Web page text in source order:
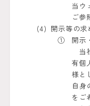
当ウ
ご参
開示等の求
開示
当
有個
様と
自身
をご